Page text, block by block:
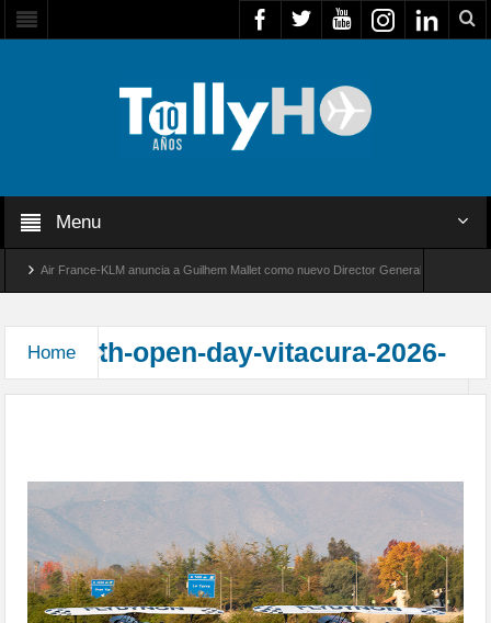
Menu
Air France-KLM anuncia a Guilhem Mallet como nuevo Director General para América
Home th-open-day-vitacura-2026-
110